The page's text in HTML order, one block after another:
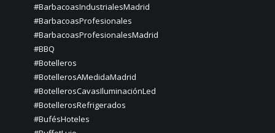
#BarbacoasIndustrialesMadrid
#BarbacoasProfesionales
#BarbacoasProfesionalesMadrid
#BBQ
#Botelleros
#BotellerosAMedidaMadrid
#BotellerosCavasIluminaciónLed
#BotellerosRefrigerados
#BufésHoteles